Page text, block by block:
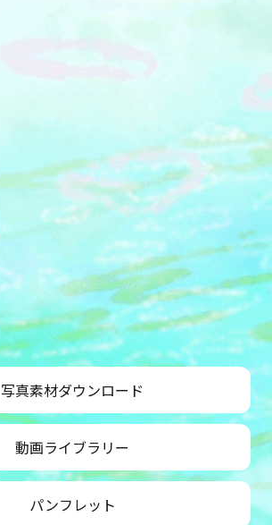
写真素材ダウンロード
動画ライブラリー
パンフレット